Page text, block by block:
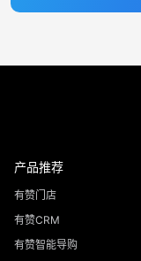
产品推荐
有赞门店
有赞CRM
有赞智能导购